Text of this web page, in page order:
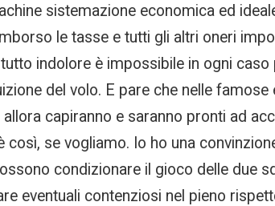
sistemazione economica ed
le tasse e tutti gli altri oneri
indolore è impossibile in ogni
del volo. E pare che nelle
capiranno e saranno pronti ad
se vogliamo. Io ho una
condizionare il gioco delle due
eventuali contenziosi nel pieno